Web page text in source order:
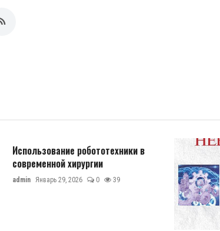
Использование робототехники в
современной хирургии
admin Январь 29, 2026 0 39